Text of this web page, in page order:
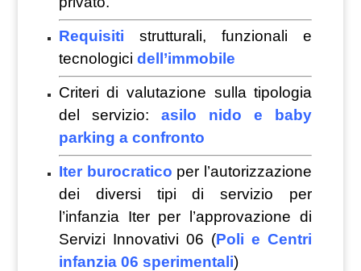
Requisiti strutturali, funzionali e
tecnologici dell’immobile
Criteri di valutazione sulla tipologia
del servizio: asilo nido e baby
parking a confronto
Iter burocratico per l’autorizzazione
dei diversi tipi di servizio per
l’infanzia Iter per l’approvazione di
Servizi Innovativi 06 (Poli e Centri
infanzia 06 sperimentali)